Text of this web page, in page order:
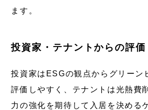
ます。
投資家・テナントからの評価
投資家はESGの観点からグリーン
評価しやすく、テナントは光熱費
力の強化を期待して入居を決める